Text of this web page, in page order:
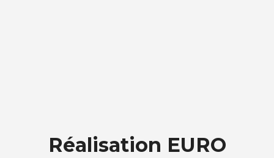
Réalisation EURO